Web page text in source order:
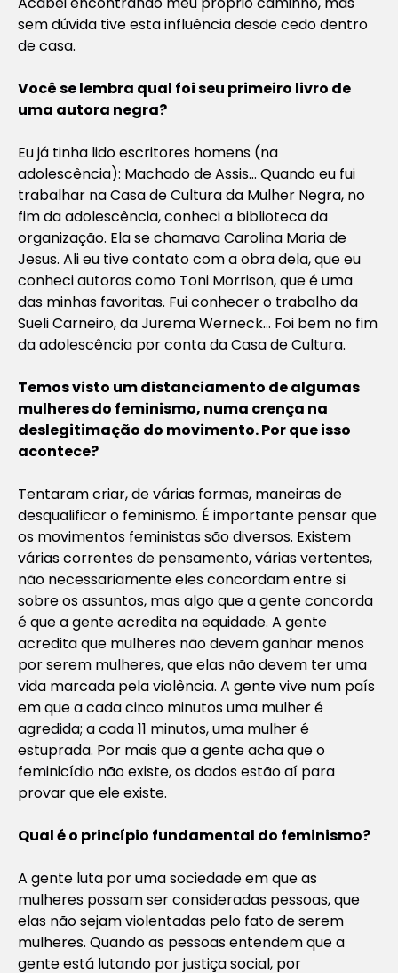
sem dúvida tive esta influência desde cedo dentro
de casa.
Você se lembra qual foi seu primeiro livro de
uma autora negra?
Eu já tinha lido escritores homens (na
adolescência): Machado de Assis… Quando eu fui
trabalhar na Casa de Cultura da Mulher Negra, no
fim da adolescência, conheci a biblioteca da
organização. Ela se chamava Carolina Maria de
Jesus. Ali eu tive contato com a obra dela, que eu
conheci autoras como Toni Morrison, que é uma
das minhas favoritas. Fui conhecer o trabalho da
Sueli Carneiro, da Jurema Werneck… Foi bem no fim
da adolescência por conta da Casa de Cultura.
Temos visto um distanciamento de algumas
mulheres do feminismo, numa crença na
deslegitimação do movimento. Por que isso
acontece?
Tentaram criar, de várias formas, maneiras de
desqualificar o feminismo. É importante pensar que
os movimentos feministas são diversos. Existem
várias correntes de pensamento, várias vertentes,
não necessariamente eles concordam entre si
sobre os assuntos, mas algo que a gente concorda
é que a gente acredita na equidade. A gente
acredita que mulheres não devem ganhar menos
por serem mulheres, que elas não devem ter uma
vida marcada pela violência. A gente vive num país
em que a cada cinco minutos uma mulher é
agredida; a cada 11 minutos, uma mulher é
estuprada. Por mais que a gente acha que o
feminicídio não existe, os dados estão aí para
provar que ele existe.
Qual é o princípio fundamental do feminismo?
A gente luta por uma sociedade em que as
mulheres possam ser consideradas pessoas, que
elas não sejam violentadas pelo fato de serem
mulheres. Quando as pessoas entendem que a
gente está lutando por justiça social, por